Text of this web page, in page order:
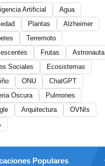
Artificial
Agua
Plantas
Alzheimer
Terremoto
Frutas
Astronauta
Sociales
Ecosistemas
ONU
ChatGPT
Oscura
Pulmones
Arquitectura
OVNIs
Populares